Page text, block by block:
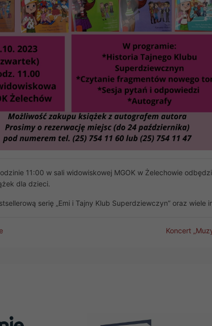
11:00 w sali widowiskowej MGOK w Żelechowie
dla dzieci.
serię „Emi i Tajny Klub Superdziewczyn” oraz wiele
Koncert